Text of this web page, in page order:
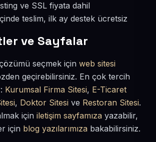
ve SSL fiyata dahil
teslim, ilk ay destek ücretsiz
ve Sayfalar
seçmek için web sitesi
geçirebilirsiniz. En çok tercih
Kurumsal Firma Sitesi, E-Ticaret
, Doktor Sitesi ve Restoran Sitesi.
için iletişim sayfamıza yazabilir,
için blog yazılarımıza bakabilirsiniz.